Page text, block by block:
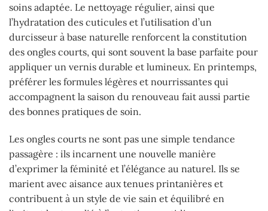
soins adaptée. Le nettoyage régulier, ainsi que
l’hydratation des cuticules et l’utilisation d’un
durcisseur à base naturelle renforcent la constitution
des ongles courts, qui sont souvent la base parfaite pour
appliquer un vernis durable et lumineux. En printemps,
préférer les formules légères et nourrissantes qui
accompagnent la saison du renouveau fait aussi partie
des bonnes pratiques de soin.
Les ongles courts ne sont pas une simple tendance
passagère : ils incarnent une nouvelle manière
d’exprimer la féminité et l’élégance au naturel. Ils se
marient avec aisance aux tenues printanières et
contribuent à un style de vie sain et équilibré en